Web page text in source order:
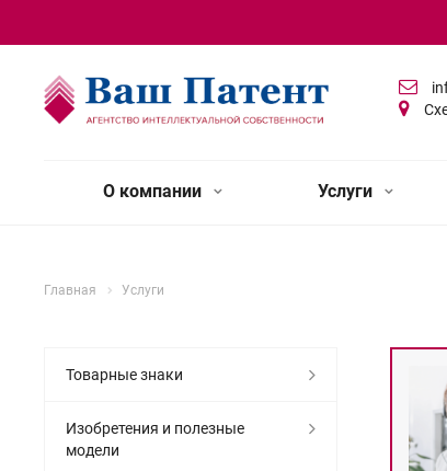
О компании Услуги
Главная Услуги
Товарные знаки
Изобретения и полезные
модели